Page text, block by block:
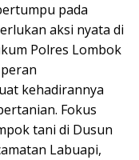
pada
aksi nyata di
Polres Lombok
kehadirannya
Fokus
tani di Dusun
Labuapi,